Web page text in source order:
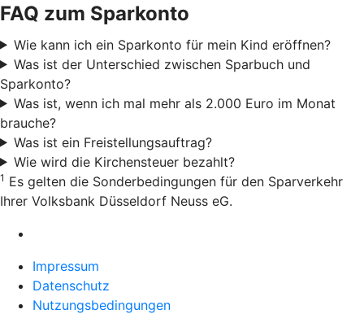
FAQ zum Sparkonto
Wie kann ich ein Sparkonto für mein Kind eröffnen?
Was ist der Unterschied zwischen Sparbuch und
Sparkonto?
Was ist, wenn ich mal mehr als 2.000 Euro im Monat
brauche?
Was ist ein Freistellungsauftrag?
Wie wird die Kirchensteuer bezahlt?
1 Es gelten die Sonderbedingungen für den Sparverkehr
Ihrer Volksbank Düsseldorf Neuss eG.
Impressum
Datenschutz
Nutzungsbedingungen